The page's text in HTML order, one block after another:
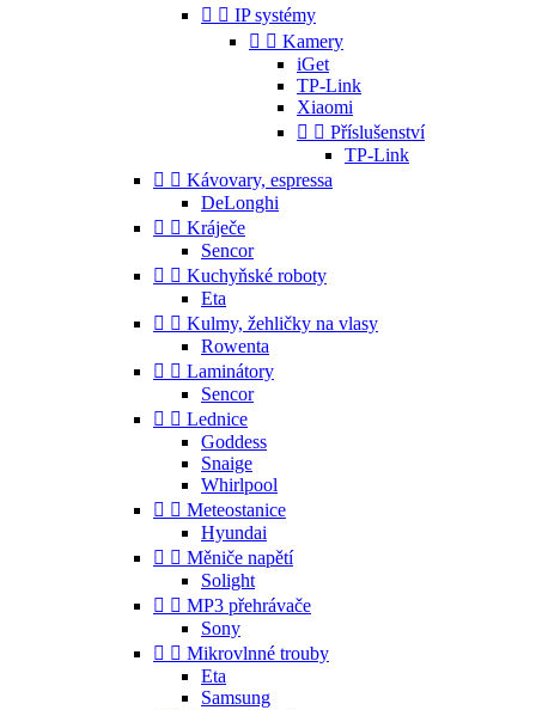
  IP systémy
  Kamery
iGet
TP-Link
Xiaomi
  Příslušenství
TP-Link
  Kávovary, espressa
DeLonghi
  Kráječe
Sencor
  Kuchyňské roboty
Eta
  Kulmy, žehličky na vlasy
Rowenta
  Laminátory
Sencor
  Lednice
Goddess
Snaige
Whirlpool
  Meteostanice
Hyundai
  Měniče napětí
Solight
  MP3 přehrávače
Sony
  Mikrovlnné trouby
Eta
Samsung